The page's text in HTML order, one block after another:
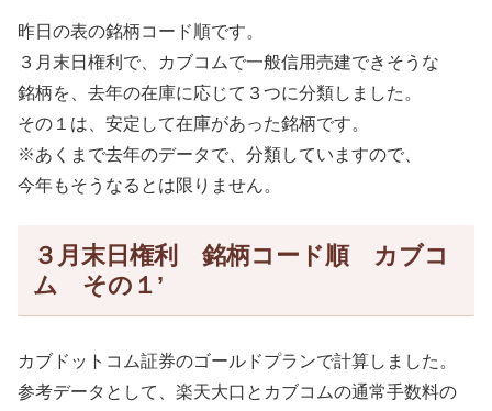
昨日の表の銘柄コード順です。
３月末日権利で、カブコムで一般信用売建できそうな
銘柄を、去年の在庫に応じて３つに分類しました。
その１は、安定して在庫があった銘柄です。
※あくまで去年のデータで、分類していますので、
今年もそうなるとは限りません。
３月末日権利 銘柄コード順 カブコ
ム その１’
カブドットコム証券のゴールドプランで計算しました。
参考データとして、楽天大口とカブコムの通常手数料の